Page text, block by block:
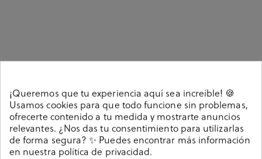
Zapatos pabloochoa.shoes 742 en ante camel . Salones
de piel con tacón y piso de goma. Altura tacón 6,5cm.
Sin cierre, slip on. La plantilla no es extraible. Hecho en
España.
¡Queremos que tu experiencia aquí sea increíble! 🍪
Usamos cookies para que todo funcione sin problemas,
ofrecerte contenido a tu medida y mostrarte anuncios
relevantes. ¿Nos das tu consentimiento para utilizarlas
de forma segura? ✨ Puedes encontrar más información
en nuestra política de privacidad.